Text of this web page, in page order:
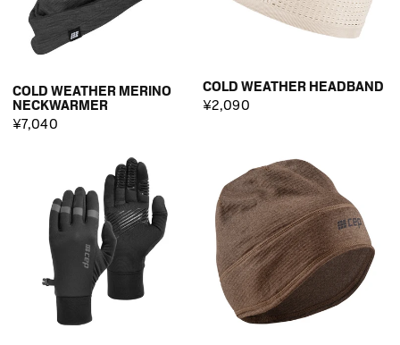
COLD WEATHER MERINO
NECKWARMER
¥7,040
COLD WEATHER HEADBAND
¥2,090